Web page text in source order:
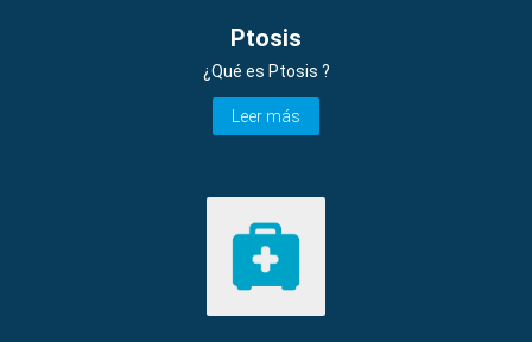
Ptosis
¿Qué es Ptosis ?
Leer más